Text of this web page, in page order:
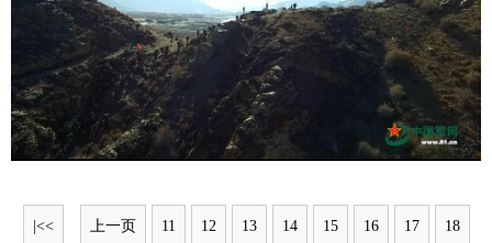
|<< 上一页 11 12 13 14 15 16 17 18